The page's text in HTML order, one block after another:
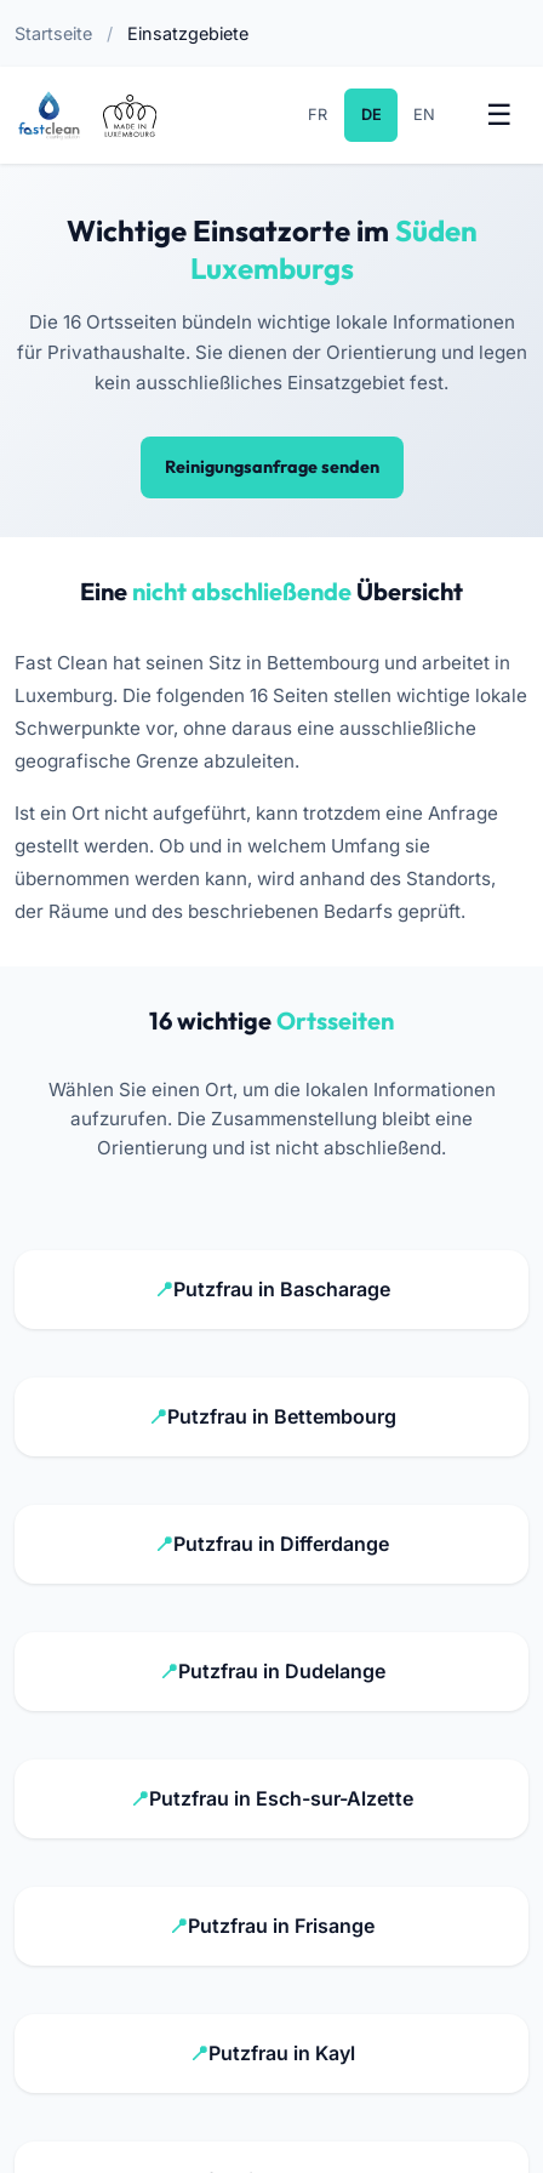
Startseite / Einsatzgebiete
FR DE EN
Wichtige Einsatzorte im Süden
Luxemburgs
Die 16 Ortsseiten bündeln wichtige lokale Informationen
für Privathaushalte. Sie dienen der Orientierung und legen
kein ausschließliches Einsatzgebiet fest.
Reinigungsanfrage senden
Eine nicht abschließende Übersicht
Fast Clean hat seinen Sitz in Bettembourg und arbeitet in
Luxemburg. Die folgenden 16 Seiten stellen wichtige lokale
Schwerpunkte vor, ohne daraus eine ausschließliche
geografische Grenze abzuleiten.
Ist ein Ort nicht aufgeführt, kann trotzdem eine Anfrage
gestellt werden. Ob und in welchem Umfang sie
übernommen werden kann, wird anhand des Standorts,
der Räume und des beschriebenen Bedarfs geprüft.
16 wichtigeOrtsseiten
Wählen Sie einen Ort, um die lokalen Informationen
aufzurufen. Die Zusammenstellung bleibt eine
Orientierung und ist nicht abschließend.
Putzfrau in Bascharage
Putzfrau in Bettembourg
Putzfrau in Differdange
Putzfrau in Dudelange
Putzfrau in Esch-sur-Alzette
Putzfrau in Frisange
Putzfrau in Kayl